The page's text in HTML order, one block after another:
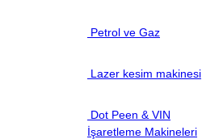
Petrol ve Gaz
Lazer kesim makinesi
Dot Peen & VIN
İşaretleme Makineleri